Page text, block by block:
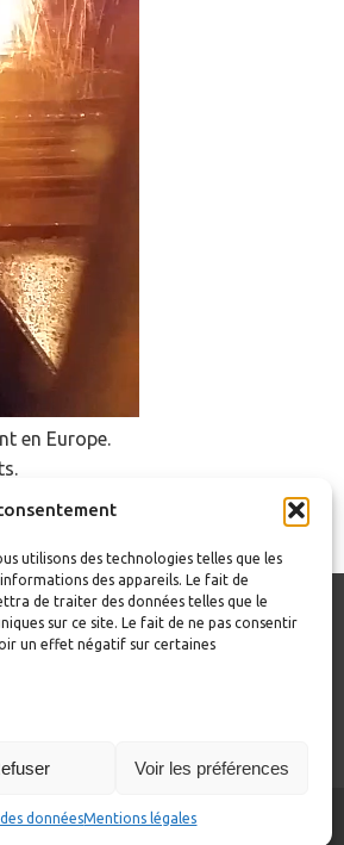
utilisons des technologies telles que les
des appareils. Le fait de
de traiter des données telles que le
sur ce site. Le fait de ne pas consentir
un effet négatif sur certaines
Voir les préférences
donnéesMentions légales
en Europe.